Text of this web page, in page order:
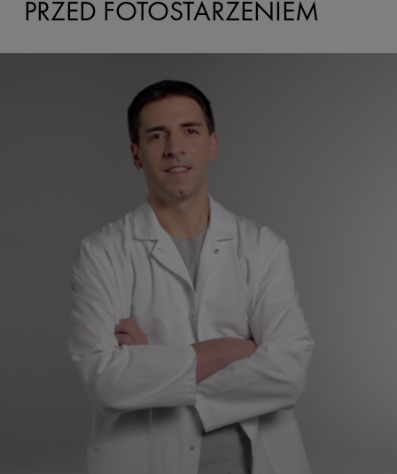
PRZED FOTOSTARZENIEM